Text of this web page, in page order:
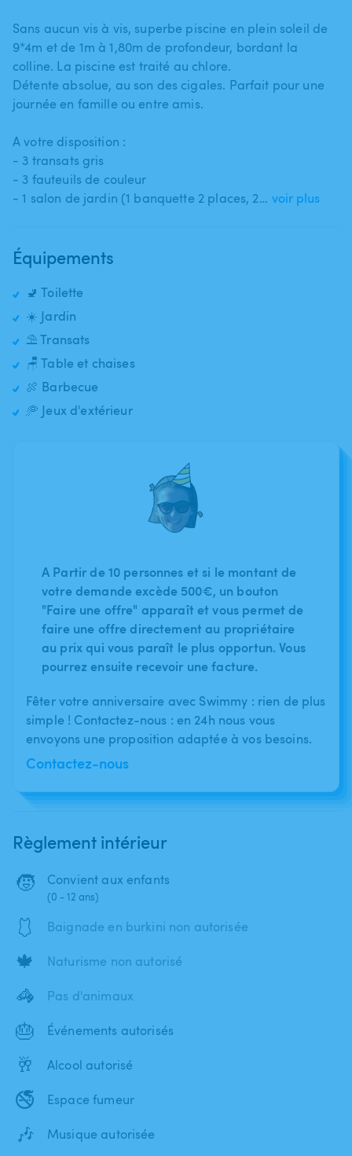
Sans aucun vis à vis​,​ superbe piscine en plein soleil de
9*4m et de 1m à 1​,​80m de profondeur​,​ bordant la
colline. La piscine est traité au chlore.
Détente absolue​,​ au son des cigales. Parfait pour une
journée en famille ou entre amis.
A votre disposition :
- 3 transats gris
- 3 fauteuils de couleur
- 1 salon de jardin (1 banquette 2 places​,​ 2… voir plus
Équipements
🚽 Toilette
☀️ Jardin
⛱️ Transats
🪑 Table et chaises
🍖 Barbecue
🥏 Jeux d'extérieur
A Partir de 10 personnes et si le montant de
votre demande excède 500€, un bouton
"Faire une offre" apparaît et vous permet de
faire une offre directement au propriétaire
au prix qui vous paraît le plus opportun. Vous
pourrez ensuite recevoir une facture.
Fêter votre anniversaire avec Swimmy : rien de plus
simple ! Contactez-nous : en 24h nous vous
envoyons une proposition adaptée à vos besoins.
Contactez-nous
Règlement intérieur
🧒 Convient aux enfants
(0 - 12 ans)
🩱 Baignade en burkini non autorisée
🍁 Naturisme non autorisé
🦓 Pas d'animaux
🎂 Événements autorisés
🥂 Alcool autorisé
🚭 Espace fumeur
🎶 Musique autorisée